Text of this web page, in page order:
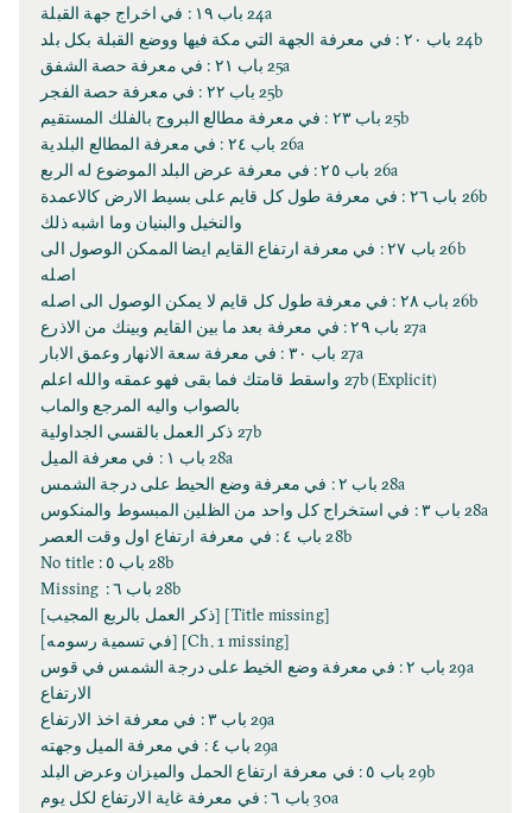
24a باب ١٩ : في اخراج جهة القبلة
24b باب ٢٠ : في معرفة الجهة التي مكة فيها ووضع القبلة بكل بلد
25a باب ٢١ : في معرفة حصة الشفق
25b باب ٢٢ : في معرفة حصة الفجر
25b باب ٢٣ : في معرفة مطالع البروج بالفلك المستقيم
26a باب ٢٤ : في معرفة المطالع البلدية
26a باب ٢٥ : في معرفة عرض البلد الموضوع له الربع
26b باب ٢٦ : في معرفة طول كل قايم على بسيط الارض كالاعمدة
والنخيل والبنيان وما اشبه ذلك
26b باب ٢٧ : في معرفة ارتفاع القايم ايضا الممكن الوصول الى
اصله
26b باب ٢٨ : في معرفة طول كل قايم لا يمكن الوصول الى اصله
27a باب ٢٩ : في معرفة بعد ما بين القايم وبينك من الاذرع
27a باب ٣٠ : في معرفة سعة الانهار وعمق الابار
(Explicit) 27b واسقط قامتك فما بقى فهو عمقه والله اعلم
بالصواب واليه المرجع والماب
27b ذكر العمل بالقسي الجداولية
28a باب ١ : في معرفة الميل
28a باب ٢ : في معرفة وضع الحيط على درجة الشمس
28a باب ٣ : في استخراج كل واحد من الظلين المبسوط والمنكوس
28b باب ٤ : في معرفة ارتفاع اول وقت العصر
28b باب ٥ : No title
28b باب ٦ : Missing
[Title missing] [ذكر العمل بالربع المجيب]
[Ch. 1 missing] [في تسمية رسومه]
29a باب ٢ : في معرفة وضع الخيط على درجة الشمس في قوس
الارتفاع
29a باب ٣ : في معرفة اخذ الارتفاع
29a باب ٤ : في معرفة الميل وجهته
29b باب ٥ : في معرفة ارتفاع الحمل والميزان وعرض البلد
30a باب ٦ : في معرفة غاية الارتفاع لكل يوم